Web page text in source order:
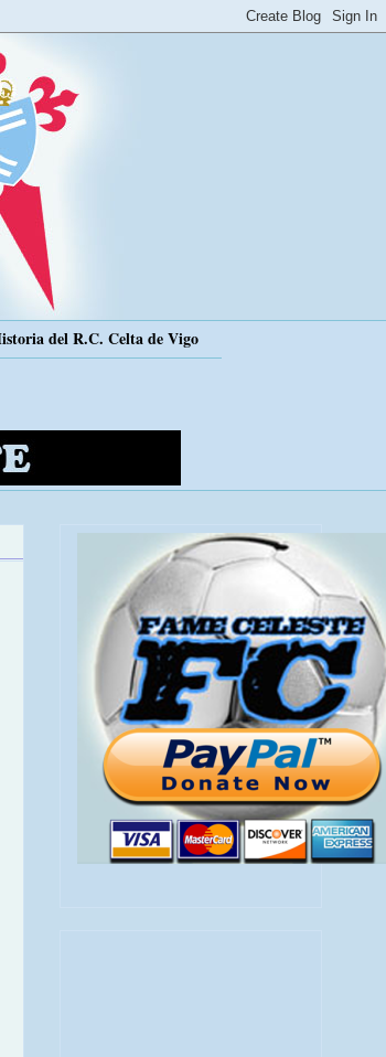
del R.C. Celta de Vigo